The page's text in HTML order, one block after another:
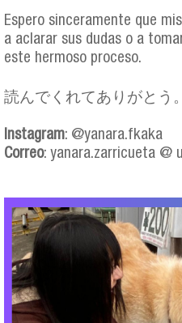
Espero sinceramente que
a aclarar sus dudas o a
este hermoso proceso.
読んでくれてありがとう
Instagram: @yanara.fkaka
Correo: yanara.zarricueta @